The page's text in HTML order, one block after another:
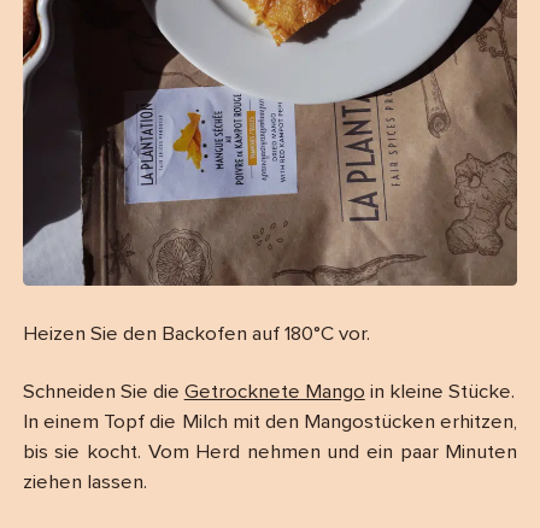
Heizen Sie den Backofen auf 180°C vor.
Schneiden Sie die Getrocknete Mango in kleine Stücke.
In einem Topf die Milch mit den Mangostücken erhitzen,
bis sie kocht. Vom Herd nehmen und ein paar Minuten
ziehen lassen.